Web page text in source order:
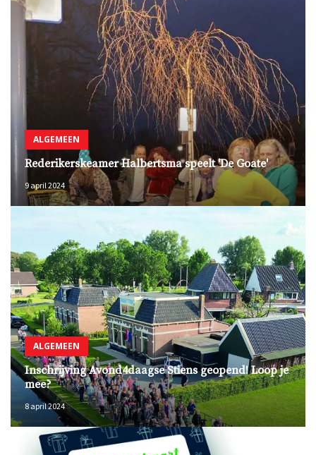
ALGEMEEN
Rederikerskeamer Halbertsma speelt 'De Goate'
9 april 2024
ALGEMEEN
Inschrijving Avond4daagse Stiens geopend! Loop je
mee?
8 april 2024